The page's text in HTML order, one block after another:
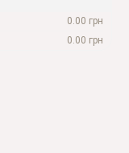
0.00 грн
0.00 грн